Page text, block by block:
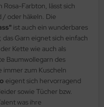
Rosa-Farbton, lässt sich
oder häkeln. Die
ist auch ein wunderbares
das Garn eignet sich einfach
Kette wie auch als
Baumwollegarn des
immer zum Kuscheln
eigent sich hervorragend
sowie Tücher bzw.
was ihre